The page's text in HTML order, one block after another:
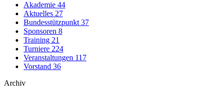
Akademie 44
Aktuelles 27
Bundesstützpunkt 37
Sponsoren 8
Training 21
Turniere 224
Veranstaltungen 117
Vorstand 36
Archiv